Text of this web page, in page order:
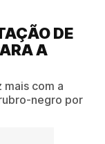
DE
A
com a
negro por